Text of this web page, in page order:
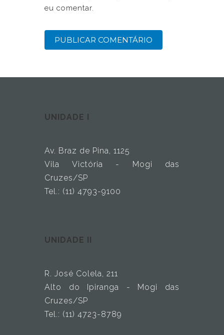
eu comentar.
UNIDADE I
Av. Braz de Pina, 1125
Vila Victória - Mogi das
Cruzes/SP
Tel.: (11) 4793-9100
UNIDADE II
R. José Colela, 211
Alto do Ipiranga - Mogi das
Cruzes/SP
Tel.: (11) 4723-8789